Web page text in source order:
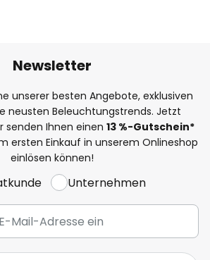
Newsletter
unserer besten Angebote, exklusiven
neusten Beleuchtungstrends. Jetzt
senden Ihnen einen 13 %-Gutschein*
ersten Einkauf in unserem Onlineshop
einlösen können!
Unternehmen